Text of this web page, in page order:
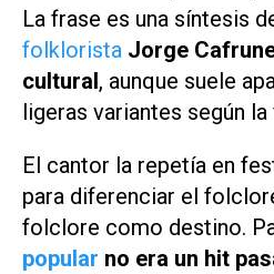
La frase es una síntesis
folklorista Jorge
cultural, aunque suele
ligeras variantes según la
El cantor la repetía en
para diferenciar el
folclore como destino.
popular no era un hit